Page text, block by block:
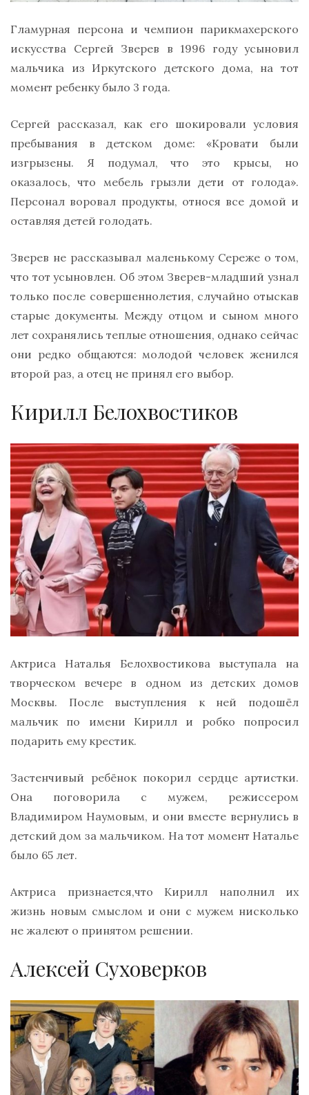
Гламурная персона и чемпион парикмахерского
искусства Сергей Зверев в 1996 году усыновил
мальчика из Иркутского детского дома, на тот
момент ребенку было 3 года.
Сергей рассказал, как его шокировали условия
пребывания в детском доме: «Кровати были
изгрызены. Я подумал, что это крысы, но
оказалось, что мебель грызли дети от голода».
Персонал воровал продукты, относя все домой и
оставляя детей голодать.
Зверев не рассказывал маленькому Сереже о том,
что тот усыновлен. Об этом Зверев-младший узнал
только после совершеннолетия, случайно отыскав
старые документы. Между отцом и сыном много
лет сохранялись теплые отношения, однако сейчас
они редко общаются: молодой человек женился
второй раз, а отец не принял его выбор.
Кирилл Белохвостиков
Актриса Наталья Белохвостикова выступала на
творческом вечере в одном из детских домов
Москвы. После выступления к ней подошёл
мальчик по имени Кирилл и робко попросил
подарить ему крестик.
Застенчивый ребёнок покорил сердце артистки.
Она поговорила с мужем, режиссером
Владимиром Наумовым, и они вместе вернулись в
детский дом за мальчиком. На тот момент Наталье
было 65 лет.
Актриса признается,что Кирилл наполнил их
жизнь новым смыслом и они с мужем нисколько
не жалеют о принятом решении.
Алексей Суховерков